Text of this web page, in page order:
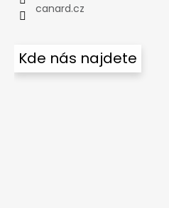
canard.cz
Kde nás najdete